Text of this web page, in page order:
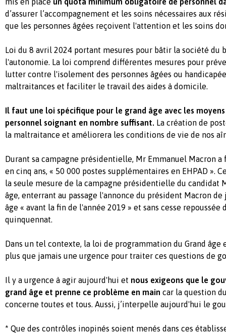
d’assurer l’accompagnement et les soins nécessaires aux
que les personnes âgées reçoivent l'attention et les soins
Loi du 8 avril 2024 portant mesures pour bâtir la société
l'autonomie. La loi comprend différentes mesures pour
lutter contre l'isolement des personnes âgées ou
maltraitances et faciliter le travail des aides à domicile.
Il faut une loi spécifique pour le grand âge avec les
personnel soignant en nombre suffisant. La création de
la maltraitance et améliorera les conditions de vie de nos
Durant sa campagne présidentielle, Mr Emmanuel Macron a
en cinq ans, « 50 000 postes supplémentaires en EHPAD ».
la seule mesure de la campagne présidentielle du candidat
âge, enterrant au passage l'annonce du président Macron
âge « avant la fin de l'année 2019 » et sans cesse
quinquennat.
Dans un tel contexte, la loi de programmation du Grand âge
plus que jamais une urgence pour traiter ces questions de
Il y a urgence à agir aujourd'hui et nous exigeons que le
grand âge et prenne ce problème en main car la question
concerne toutes et tous. Aussi, j’interpelle aujourd'hui le
* Que des contrôles inopinés soient menés dans ces